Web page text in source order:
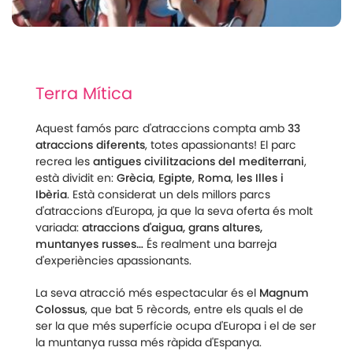
Terra Mítica
Aquest famós parc d'atraccions compta amb 33
atraccions diferents, totes apassionants! El parc
recrea les antigues civilitzacions del mediterrani,
està dividit en: Grècia, Egipte, Roma, les Illes i
Ibèria. Està considerat un dels millors parcs
d'atraccions d'Europa, ja que la seva oferta és molt
variada: atraccions d'aigua, grans altures,
muntanyes russes… És realment una barreja
d'experiències apassionants.
La seva atracció més espectacular és el Magnum
Colossus, que bat 5 rècords, entre els quals el de
ser la que més superfície ocupa d'Europa i el de ser
la muntanya russa més ràpida d'Espanya.